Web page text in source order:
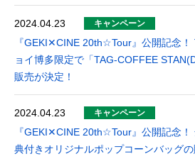
2024.04.23 キャンペーン
『GEKI✕CINE 20th☆Tour』公開記念
ョイ博多限定で「TAG-COFFEE
販売が決定！
2024.04.23 キャンペーン
『GEKI✕CINE 20th☆Tour』公開記念
典付きオリジナルポップコーンバッグの